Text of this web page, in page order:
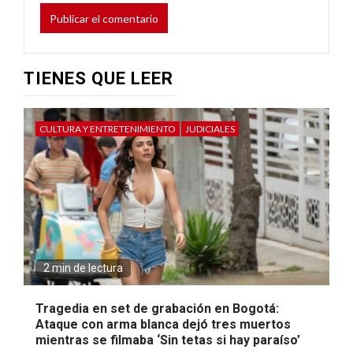
TIENES QUE LEER
CULTURA Y ENTRETENIMIENTO JUDICIALES
2 min de lectura
Tragedia en set de grabación en Bogotá:
Ataque con arma blanca dejó tres muertos
mientras se filmaba ‘Sin tetas si hay paraíso’